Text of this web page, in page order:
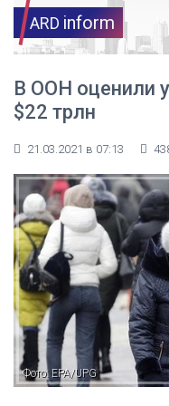
ARD inform
В ООН оценили
$22 трлн
21.03.2021 в 07:13
Фото: EPA/UPG